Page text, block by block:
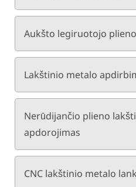
Aukšto legiruotojo
Lakštinio metalo
Nerūdijančio plieno
apdorojimas
CNC lakštinio metalo